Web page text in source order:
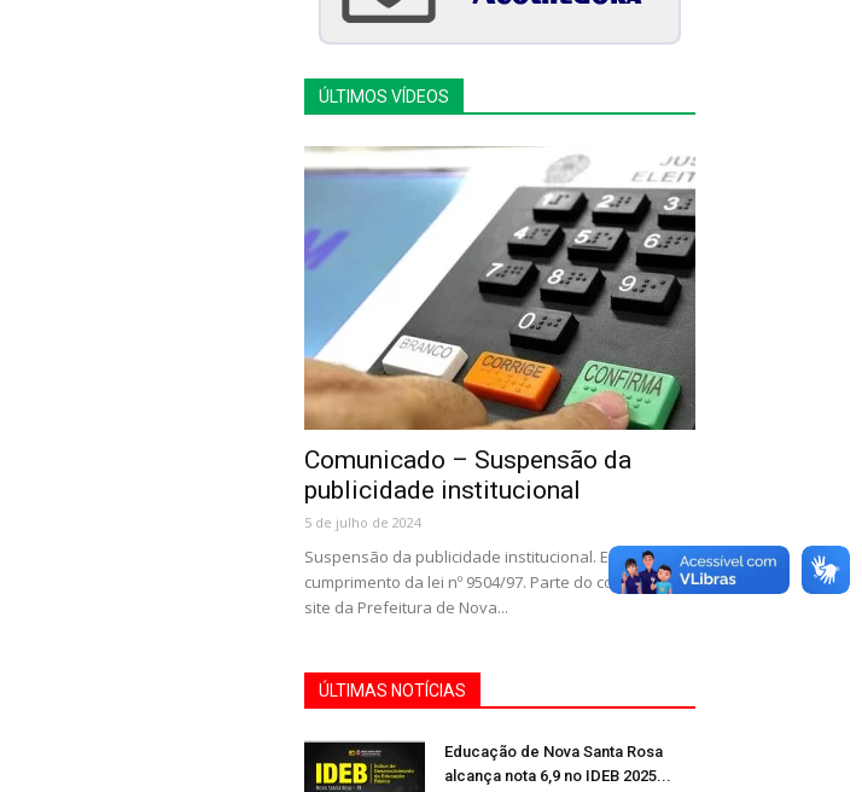
ÚLTIMOS VÍDEOS
Comunicado – Suspensão da
publicidade institucional
5 de julho de 2024
Suspensão da publicidade institucional. Em
cumprimento da lei nº 9504/97. Parte do conteúdo no
site da Prefeitura de Nova...
ÚLTIMAS NOTÍCIAS
Educação de Nova Santa Rosa
alcança nota 6,9 no IDEB 2025...